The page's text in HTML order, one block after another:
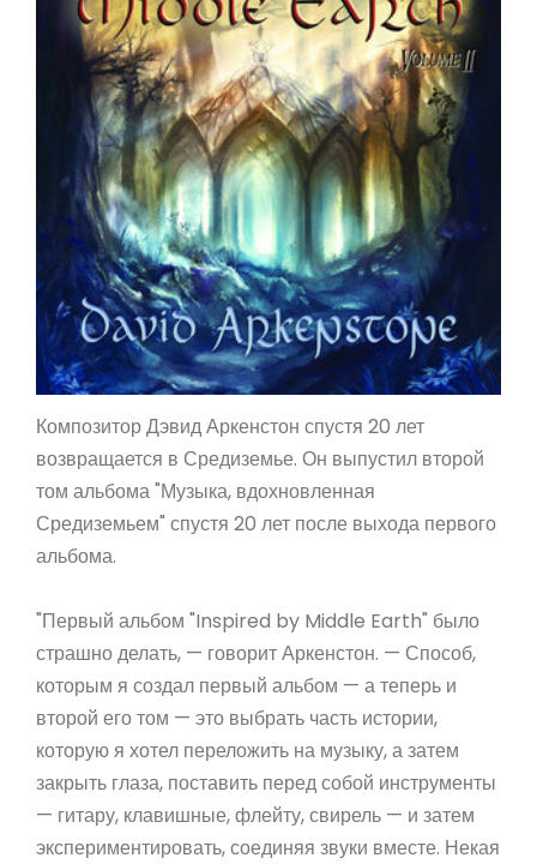
Композитор Дэвид Аркенстон спустя 20 лет
возвращается в Средиземье. Он выпустил второй
том альбома "Музыка, вдохновленная
Средиземьем" спустя 20 лет после выхода первого
альбома.
"Первый альбом "Inspired by Middle Earth" было
страшно делать, — говорит Аркенстон. — Способ,
которым я создал первый альбом — а теперь и
второй его том — это выбрать часть истории,
которую я хотел переложить на музыку, а затем
закрыть глаза, поставить перед собой инструменты
— гитару, клавишные, флейту, свирель — и затем
экспериментировать, соединяя звуки вместе. Некая